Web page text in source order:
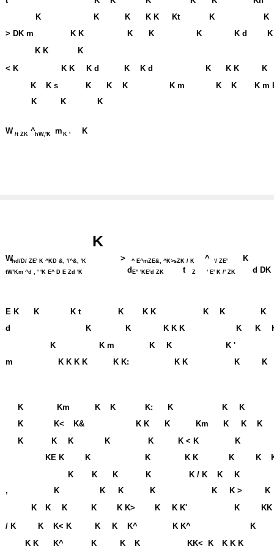
W /t ZK ^hW,'K m K ' K
K
K K K K Kt K
K
> DK m
K K K K K K d
K
K K
K
< K
K K K d K K d K K K
K
K
K s K K K K m K K
K m
K
K K
K
Whd/D/ ZE' K ^KD &, '/^&, 'K > ^ E^mZE&, ^K>sZK / K ^ '/ ZE' K
tW'Km ^d , ' 'K E^ D E Zd 'K d E'' 'KE'd ZK t Z ' E' K /' ZK d DK
E K K K t K K K K K
K
d
K K K K K K K
K
K m K K
K '
m
K K K K K K: K K K K
K Km K K K: K K
K
K
K< K& K K K Km K K
K
K
K K K K K < K
K
KE K
K K K K K K
K
K K K K / K K
K
,
K K K K K K >
K
K
K K K K K> K K K' K
KK
/ K
K K< K K K K^ K K^
K
K K
K^ K K K KK< K K K K